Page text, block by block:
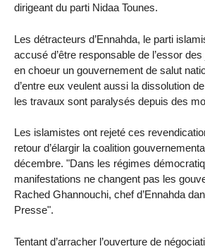
dirigeant du parti Nidaa Tounes.
Les détracteurs d’Ennahda, le parti
accusé d’être responsable de l’essor
en choeur un gouvernement de salut
d’entre eux veulent aussi la dissolution
les travaux sont paralysés depuis des
Les islamistes ont rejeté ces
retour d’élargir la coalition
décembre. "Dans les régimes
manifestations ne changent pas les
Rached Ghannouchi, chef d’Ennahda
Presse".
Tentant d’arracher l’ouverture de